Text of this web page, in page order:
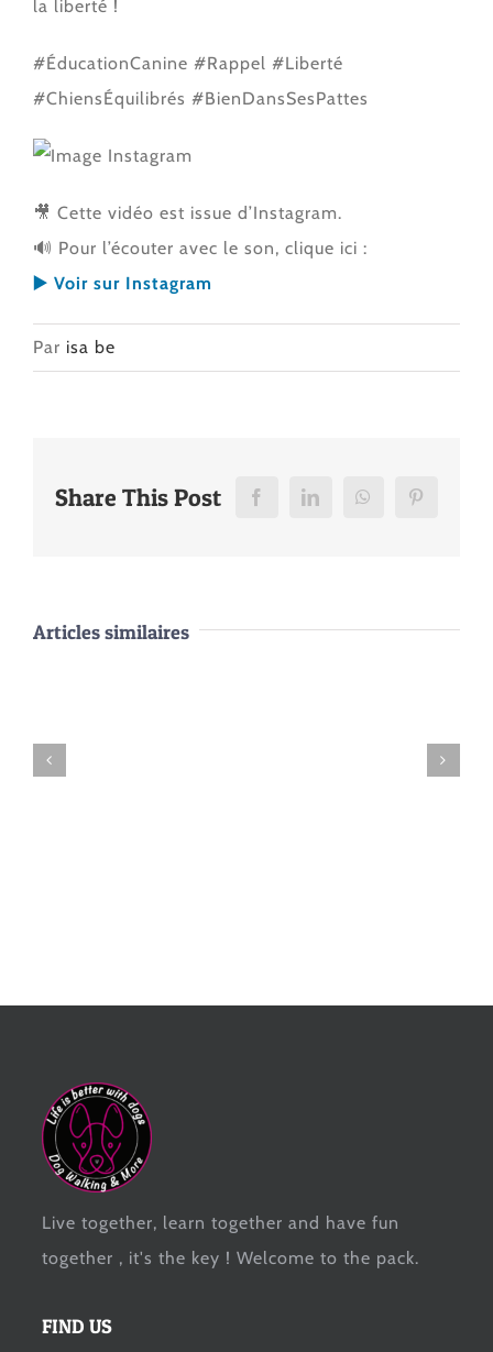
la liberté !
#ÉducationCanine #Rappel #Liberté
#ChiensÉquilibrés #BienDansSesPattes
🎥 Cette vidéo est issue d’Instagram.
🔊 Pour l’écouter avec le son, clique ici :
▶️ Voir sur Instagram
Par isa be
Share This Post FacebookLinkedInWhatsAppPinterest
Articles similaires
Live together, learn together and have fun
together , it's the key ! Welcome to the pack.
FIND US